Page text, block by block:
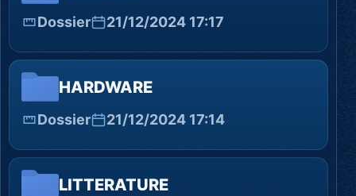
Dossier 21/12/2024 17:17
HARDWARE
Dossier 21/12/2024 17:14
LITTERATURE